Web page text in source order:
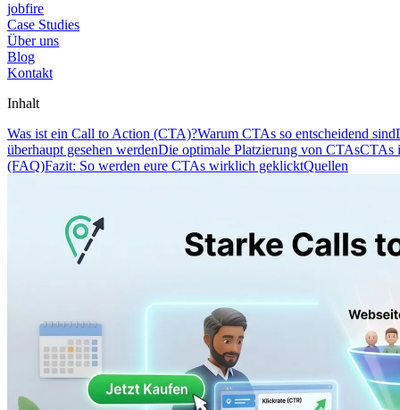
jobfire
Case Studies
Über uns
Blog
Kontakt
Inhalt
Was ist ein Call to Action (CTA)?Warum CTAs so entscheidend sind
überhaupt gesehen werdenDie optimale Platzierung von CTAsCTAs
(FAQ)Fazit: So werden eure CTAs wirklich geklicktQuellen